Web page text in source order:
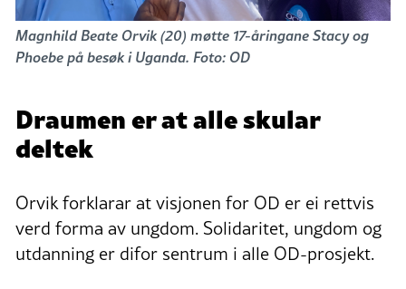
Magnhild Beate Orvik (20) møtte 17-åringane Stacy og
Phoebe på besøk i Uganda. Foto: OD
Draumen er at alle skular
deltek
Orvik forklarar at visjonen for OD er ei rettvis
verd forma av ungdom. Solidaritet, ungdom og
utdanning er difor sentrum i alle OD-prosjekt.